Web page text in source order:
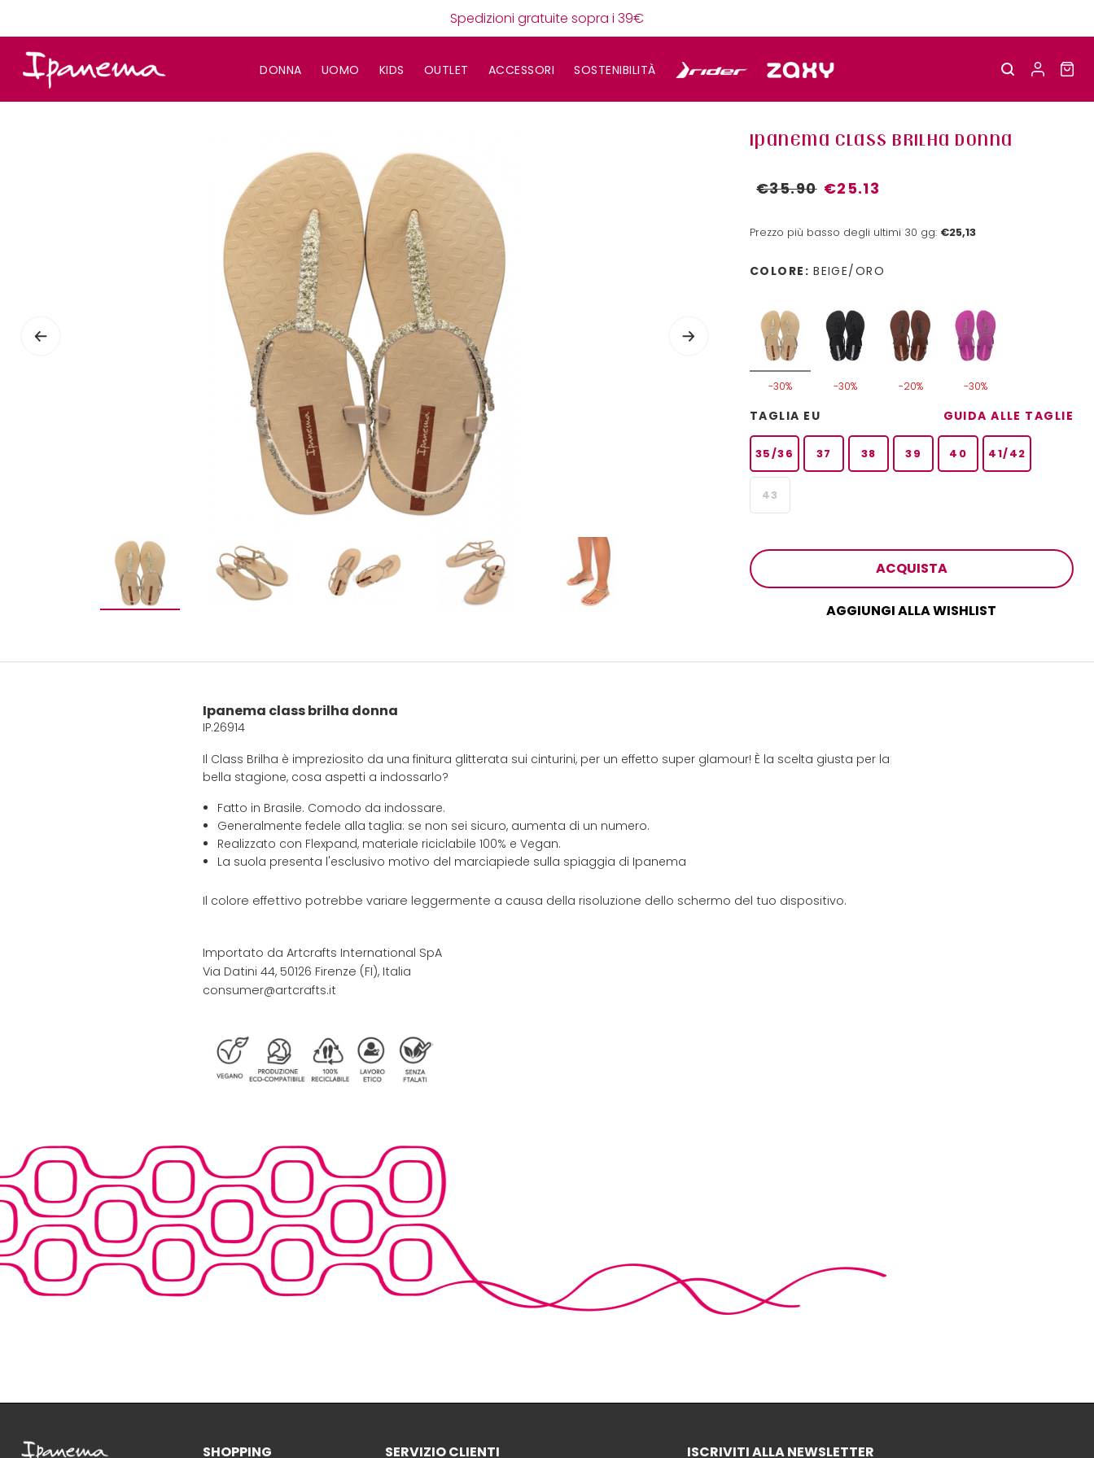
Spedizioni gratuite sopra i 39€
DONNA UOMO KIDS OUTLET ACCESSORI SOSTENIBILITÀ
IPANEMA CLASS BRILHA DONNA
€35.90 €25.13
Prezzo più basso degli ultimi 30 gg: €25,13
COLORE: BEIGE/ORO
-30% -30% -20% -30%
TAGLIA EU GUIDA ALLE TAGLIE
35/36 37 38 39 40 41/42
43
ACQUISTA
AGGIUNGI ALLA WISHLIST
Ipanema class brilha donna
IP.26914
Il Class Brilha è impreziosito da una finitura glitterata sui cinturini, per un effetto super glamour! È la scelta giusta per la
bella stagione, cosa aspetti a indossarlo?
Fatto in Brasile. Comodo da indossare.
Generalmente fedele alla taglia: se non sei sicuro, aumenta di un numero.
Realizzato con Flexpand, materiale riciclabile 100% e Vegan.
La suola presenta l'esclusivo motivo del marciapiede sulla spiaggia di Ipanema
Il colore effettivo potrebbe variare leggermente a causa della risoluzione dello schermo del tuo dispositivo.
Importato da Artcrafts International SpA
Via Datini 44, 50126 Firenze (FI), Italia
consumer@artcrafts.it
SHOPPING SERVIZIO CLIENTI ISCRIVITI ALLA NEWSLETTER